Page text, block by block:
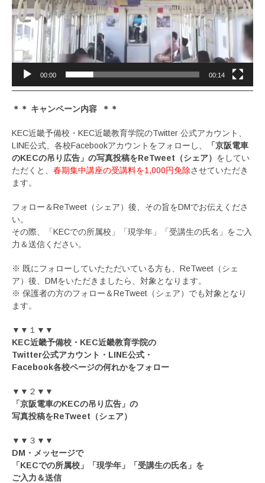
00:00 00:14
＊＊ キャンペーン内容 ＊＊
KEC近畿予備校・KEC近畿教育学院のTwitter 公式アカウント、
LINE公式、各校Facebookアカウントをフォローし、
「京阪電車
のKECの吊り広告」の写真投稿をReTweet（シェア） をしてい
ただくと、 春期集中講座の受講料を1,000円免除させていただき
ます。
フォロー＆ReTweet（シェア）後、その旨をDMでお伝えくださ
い。
その際、「KECでの所属校」「現学年」「受講生の氏名」をご入
力＆送信ください。
※ 既にフォローしていたただいている方も、ReTweet（シェ
ア）後、DMをいただきましたら、対象となります。
※ 保護者の方のフォロー＆ReTweet（シェア）でも対象となり
ます。
▼▼１▼▼
KEC近畿予備校・KEC近畿教育学院の
Twitter公式アカウント・ LINE公式・
Facebook各校ページの何れかをフォロー
▼▼２▼▼
「京阪電車のKECの吊り広告」の
写真投稿をReTweet（シェア）
▼▼３▼▼
DM・メッセージで
「KECでの所属校」「現学年」「受講生の氏名」を
ご入力＆送信